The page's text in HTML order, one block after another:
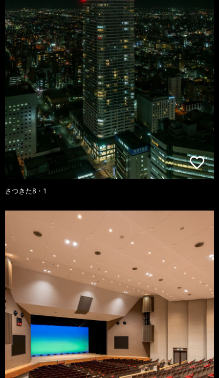
さつきた8・1